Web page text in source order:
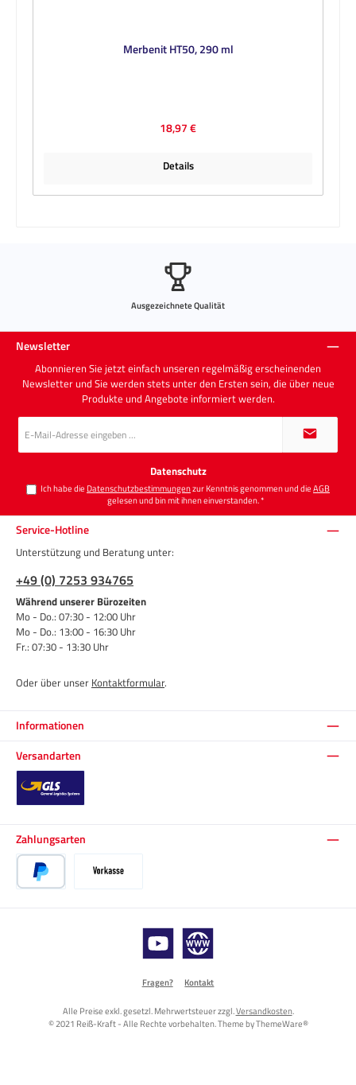
Merbenit HT50, 290 ml
Regulärer Preis:
18,97 €
Details
Ausgezeichnete Qualität
Newsletter
Abonnieren Sie jetzt einfach unseren regelmäßig erscheinenden
Newsletter und Sie werden stets unter den Ersten sein, die über neue
Produkte und Angebote informiert werden.
E-
Mail-
Adresse
Datenschutz
Ich habe die Datenschutzbestimmungenzur Kenntnis genommen und dieAGB
gelesen und bin mit ihnen einverstanden.*
Informationen
Service-Hotline
Unterstützung und Beratung unter:
+49 (0) 7253 934765
Während unserer Bürozeiten
Mo - Do.: 07:30 - 12:00 Uhr
Mo - Do.: 13:00 - 16:30 Uhr
Fr.: 07:30 - 13:30 Uhr
Oder über unser Kontaktformular.
Versandarten
Zahlungsarten
YouTube Website
Fragen? Kontakt
Alle Preise exkl. gesetzl. Mehrwertsteuer zzgl.Versandkosten.
© 2021 Reiß-Kraft - Alle Rechte vorbehalten. Theme byThemeWare®